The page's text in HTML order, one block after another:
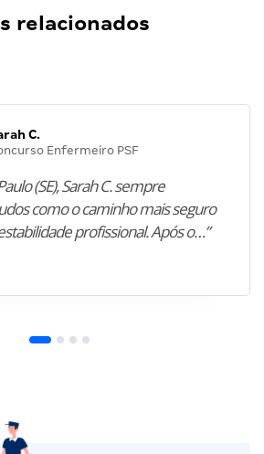
relacionados
C.
Enfermeiro PSF
(SE), Sarah C. sempre
como o caminho mais seguro
profissional. Após o…”